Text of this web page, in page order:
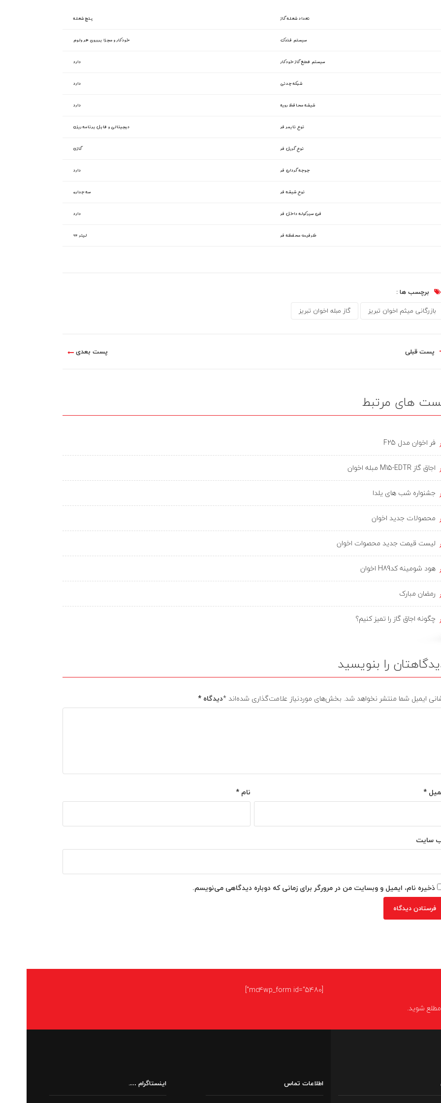
پنج شعله تعداد شعله گاز
خودکار و مجزا بررروی هر ولوم سیستم فندک
دارد سیستم قطع گاز خودکار
دارد شبکه چدنی
دارد شیشه محافظ رویه
دیجیتالی و قابل برنامه ریزی نوع تایمر فر
گازی نوع گریل فر
دارد جوجه گردان فر
سه جداره نوع شیشه فر
دارد فن سیرکوله داخل فر
۹۴ لیتر ظرفیت محفظه فر
برچسب ها :
بازرگانی میثم اخوان تبریز
گاز مبله اخوان تبریز
پست قبلی پست بعدی
های مرتبط
فر اخوان مدل F25
اجاق گاز M15-EDTR مبله اخوان
جشنواره شب های یلدا
محصولات جدید اخوان
لیست قیمت جدید محصوات اخوان
هود شومینه کدH89 اخوان
رمضان مبارک
چگونه اجاق گاز را تمیز کنیم؟
را بنویسید
ایمیل شما منتشر نخواهد شد. بخش‌های موردنیاز علامت‌گذاری شده‌اند *دیدگاه *
نام* *
سایت
ذخیره نام، ایمیل و وبسایت من در مرورگر برای زمانی که دوباره دیدگاهی می‌نویسم.
مطلع شوید.
[mc4wp_form id="5480"]
اطلاعات تماس اینستاگرام ….